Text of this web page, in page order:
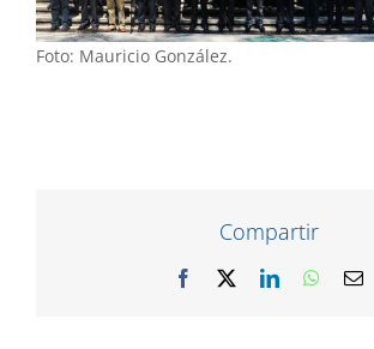
Foto: Mauricio González.
Compartir
Facebook LinkedIn